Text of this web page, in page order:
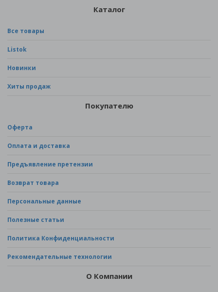
Каталог
Все товары
Listok
Новинки
Хиты продаж
Покупателю
Оферта
Оплата и доставка
Предъявление претензии
Возврат товара
Персональные данные
Полезные статьи
Политика Конфиденциальности
Рекомендательные технологии
О Компании